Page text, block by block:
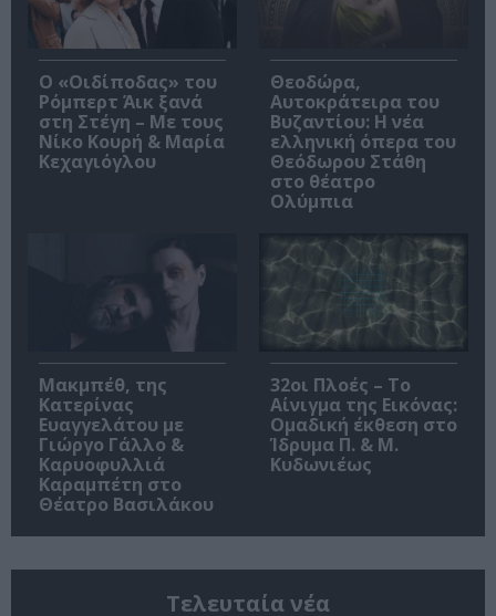
O «Οιδίποδας» του
Ρόμπερτ Άικ ξανά
στη Στέγη – Με τους
Νίκο Κουρή & Μαρία
Κεχαγιόγλου
Θεοδώρα,
Αυτοκράτειρα του
Βυζαντίου: Η νέα
ελληνική όπερα του
Θεόδωρου Στάθη
στο θέατρο
Ολύμπια
Μακμπέθ, της
Κατερίνας
Ευαγγελάτου με
Γιώργο Γάλλο &
Καρυοφυλλιά
Καραμπέτη στο
Θέατρο Βασιλάκου
32οι Πλοές – Το
Αίνιγμα της Εικόνας:
Ομαδική έκθεση στο
Ίδρυμα Π. & Μ.
Κυδωνιέως
Τελευταία νέα